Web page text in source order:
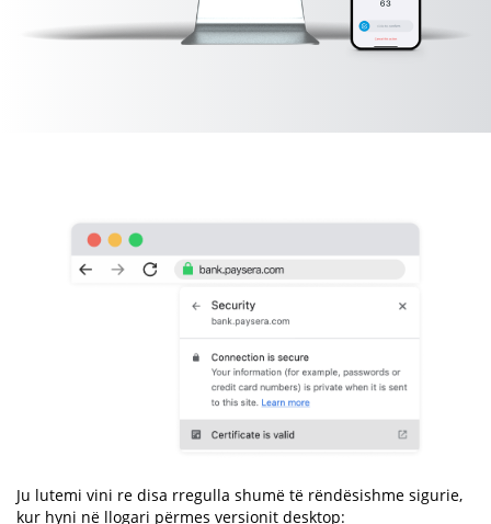
Ju lutemi vini re disa rregulla shumë të rëndësishme sigurie,
kur hyni në llogari përmes versionit desktop: